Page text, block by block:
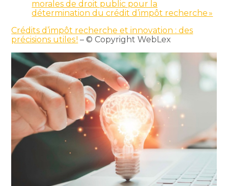
morales de droit public pour la
détermination du crédit d’impôt recherche »
Crédits d’impôt recherche et innovation : des
précisions utiles ! – © Copyright WebLex